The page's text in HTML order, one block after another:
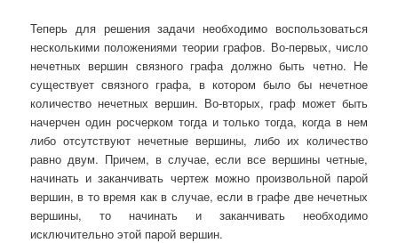
Теперь для решения задачи необходимо воспользоваться
несколькими положениями теории графов. Во-первых, число
нечетных вершин связного графа должно быть четно. Не
существует связного графа, в котором было бы нечетное
количество нечетных вершин. Во-вторых, граф может быть
начерчен один росчерком тогда и только тогда, когда в нем
либо отсутствуют нечетные вершины, либо их количество
равно двум. Причем, в случае, если все вершины четные,
начинать и заканчивать чертеж можно произвольной парой
вершин, в то время как в случае, если в графе две нечетных
вершины, то начинать и заканчивать необходимо
исключительно этой парой вершин.